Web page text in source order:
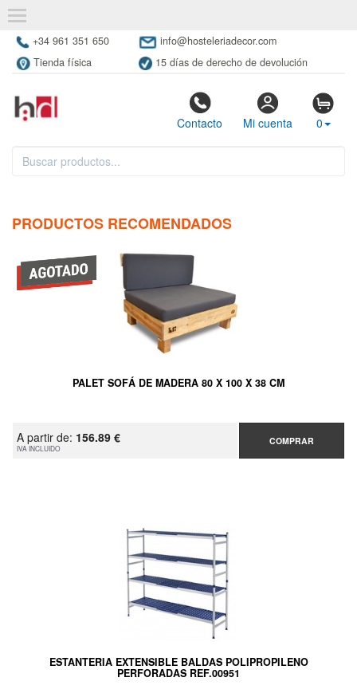
+34 961 351 650
info@hosteleriadecor.com
Tienda física
15 días de derecho de devolución
Contacto Mi cuenta 0
PRODUCTOS RECOMENDADOS
PALET SOFÁ DE MADERA 80 X 100 X 38 CM
A partir de: 156.89 €
IVA INCLUIDO
COMPRAR
ESTANTERIA EXTENSIBLE BALDAS POLIPROPILENO
PERFORADAS REF.00951